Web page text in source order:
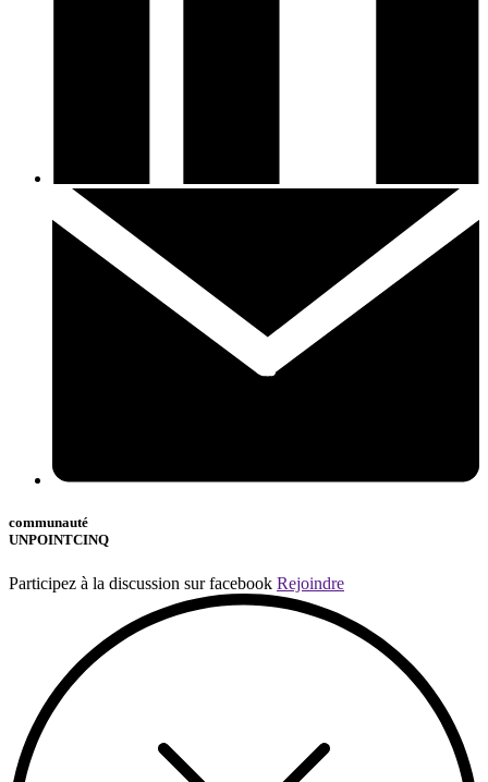
communauté
UNPOINTCINQ
Participez à la discussion sur facebook Rejoindre